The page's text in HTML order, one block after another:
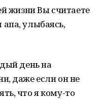
жизни Вы считаете
улыбаясь,
день на
даже если он не
что я кому-то